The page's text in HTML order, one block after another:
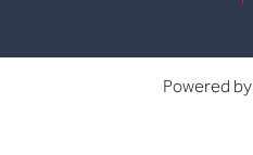
Powered by